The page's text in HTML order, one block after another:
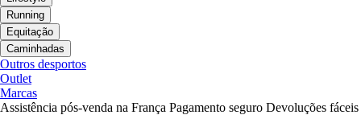
Running
Equitação
Caminhadas
Outros desportos
Outlet
Marcas
Assistência pós-venda na França Pagamento seguro Devoluções fáceis